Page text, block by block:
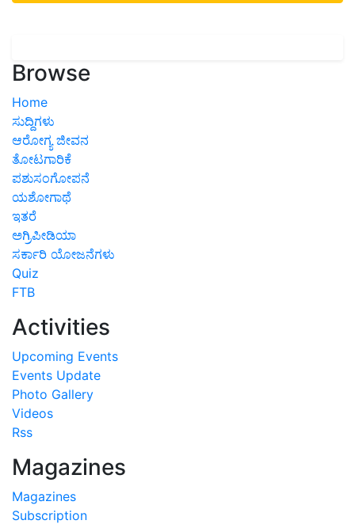
Browse
Home
ಸುದ್ದಿಗಳು
ಆರೋಗ್ಯ ಜೀವನ
ತೋಟಗಾರಿಕೆ
ಪಶುಸಂಗೋಪನೆ
ಯಶೋಗಾಥೆ
ಇತರೆ
ಅಗ್ರಿಪೀಡಿಯಾ
ಸರ್ಕಾರಿ ಯೋಜನೆಗಳು
Quiz
FTB
Activities
Upcoming Events
Events Update
Photo Gallery
Videos
Rss
Magazines
Magazines
Subscription